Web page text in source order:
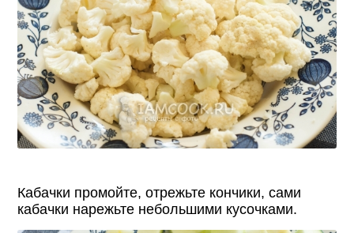
Кабачки промойте, отрежьте кончики, сами
кабачки нарежьте небольшими кусочками.